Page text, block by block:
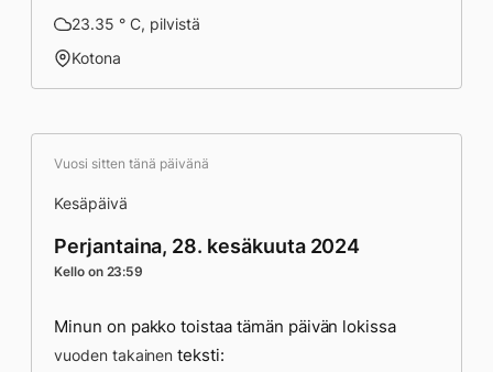
23.35 ° C, pilvistä
Kotona
Vuosi sitten tänä päivänä
Kesäpäivä
Perjantaina, 28. kesäkuuta 2024
Kello on 23:59
Minun on pakko toistaa tämän päivän lokissa
vuoden takainen teksti: